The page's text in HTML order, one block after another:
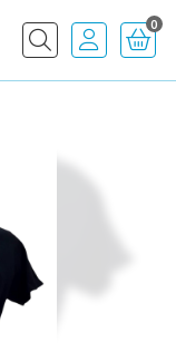
Buscar
0